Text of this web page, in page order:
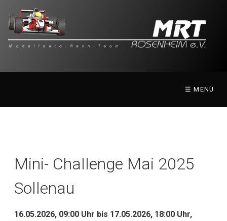
☰ MENÜ
Mini- Challenge Mai 2025
Sollenau
16.05.2026, 09:00 Uhr bis 17.05.2026, 18:00 Uhr,